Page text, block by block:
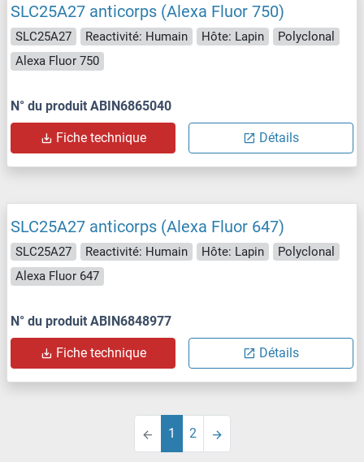
SLC25A27 anticorps (Alexa Fluor 750)
SLC25A27 Reactivité: Humain Hôte: Lapin
Polyclonal
Alexa Fluor 750
N° du produit ABIN6865040
Fiche technique Détails
SLC25A27 anticorps (Alexa Fluor 647)
SLC25A27 Reactivité: Humain Hôte: Lapin
Polyclonal
Alexa Fluor 647
N° du produit ABIN6848977
Fiche technique Détails
1 2